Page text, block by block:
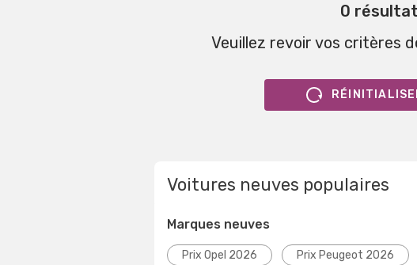
0
Veuillez revoir vos critères
Voitures neuves populaires
Marques neuves
Prix Opel 2026 Prix Peugeot 2026